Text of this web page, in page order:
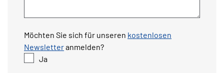
Möchten Sie sich für unseren kostenlosen
Newsletteranmelden?
Ja